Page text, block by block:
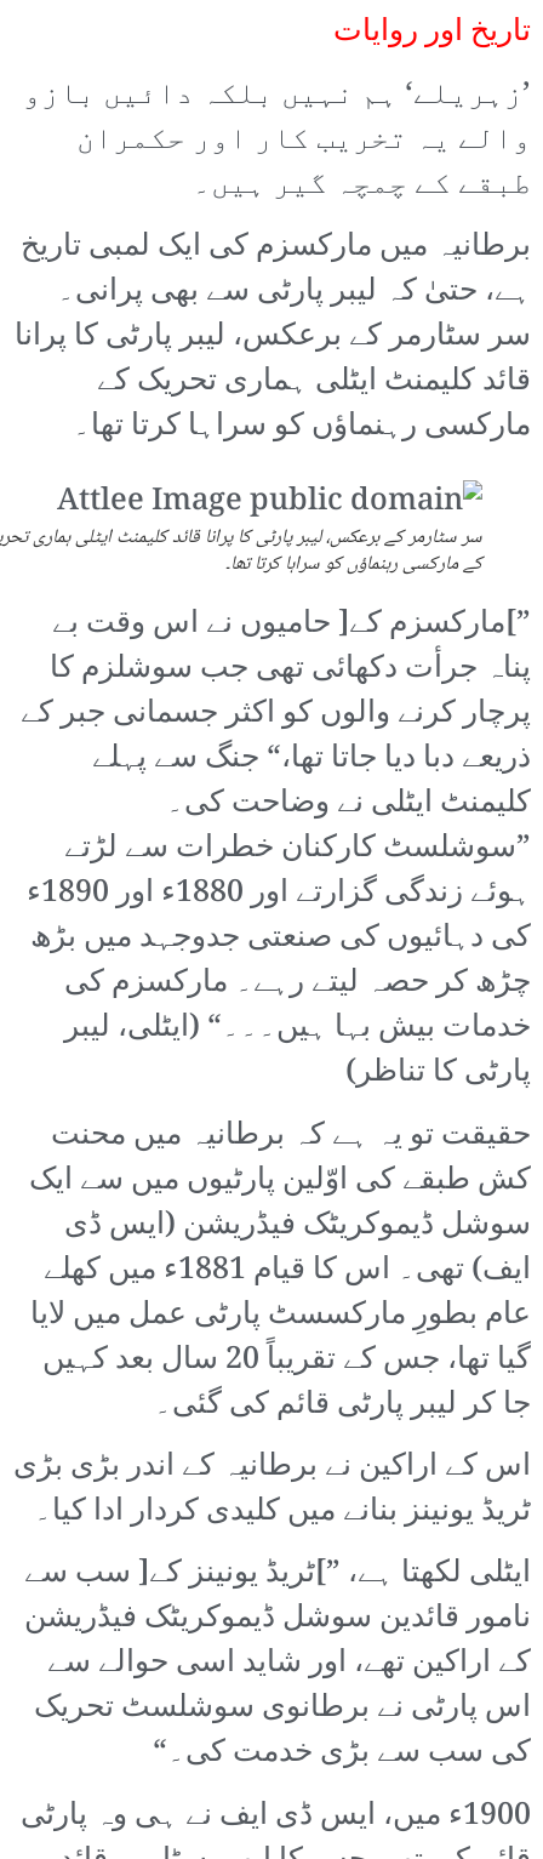
تاریخ اور روایات
’زہریلے‘ ہم نہیں بلکہ دائیں بازو
والے یہ تخریب کار اور حکمران
طبقے کے چمچہ گیر ہیں۔
برطانیہ میں مارکسزم کی ایک لمبی تاریخ
ہے، حتیٰ کہ لیبر پارٹی سے بھی پرانی۔
سر سٹارمر کے برعکس، لیبر پارٹی کا پرانا
قائد کلیمنٹ ایٹلی ہماری تحریک کے
مارکسی رہنماؤں کو سراہا کرتا تھا۔
سر سٹارمر کے برعکس، لیبر پارٹی کا پرانا قائد کلیمنٹ ایٹلی ہماری
کے مارکسی رہنماؤں کو سراہا کرتا تھا۔
”]مارکسزم کے[ حامیوں نے اس وقت بے
پناہ جرأت دکھائی تھی جب سوشلزم کا
پرچار کرنے والوں کو اکثر جسمانی جبر کے
ذریعے دبا دیا جاتا تھا،“ جنگ سے پہلے
کلیمنٹ ایٹلی نے وضاحت کی۔
”سوشلسٹ کارکنان خطرات سے لڑتے
ہوئے زندگی گزارتے اور 1880ء اور 1890ء
کی دہائیوں کی صنعتی جدوجہد میں بڑھ
چڑھ کر حصہ لیتے رہے۔ مارکسزم کی
خدمات بیش بہا ہیں۔۔۔“ (ایٹلی، لیبر
پارٹی کا تناظر)
حقیقت تو یہ ہے کہ برطانیہ میں محنت
کش طبقے کی اوّلین پارٹیوں میں سے ایک
سوشل ڈیموکریٹک فیڈریشن (ایس ڈی
ایف) تھی۔ اس کا قیام 1881ء میں کھلے
عام بطورِ مارکسسٹ پارٹی عمل میں لایا
گیا تھا، جس کے تقریباً 20 سال بعد کہیں
جا کر لیبر پارٹی قائم کی گئی۔
اس کے اراکین نے برطانیہ کے اندر بڑی بڑی
ٹریڈ یونینز بنانے میں کلیدی کردار ادا کیا۔
ایٹلی لکھتا ہے، ”]ٹریڈ یونینز کے[ سب سے
نامور قائدین سوشل ڈیموکریٹک فیڈریشن
کے اراکین تھے، اور شاید اسی حوالے سے
اس پارٹی نے برطانوی سوشلسٹ تحریک
کی سب سے بڑی خدمت کی۔“
1900ء میں، ایس ڈی ایف نے ہی وہ پارٹی